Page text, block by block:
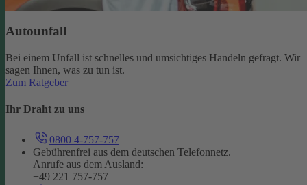
Autounfall
Bei einem Unfall ist schnelles und umsichtiges Handeln gefragt. Wir
sagen Ihnen, was zu tun ist.
Zum Ratgeber
Ihr Draht zu uns
0800 4-757-757
Gebührenfrei aus dem deutschen Telefonnetz.
Anrufe aus dem Ausland:
+49 221 757-757